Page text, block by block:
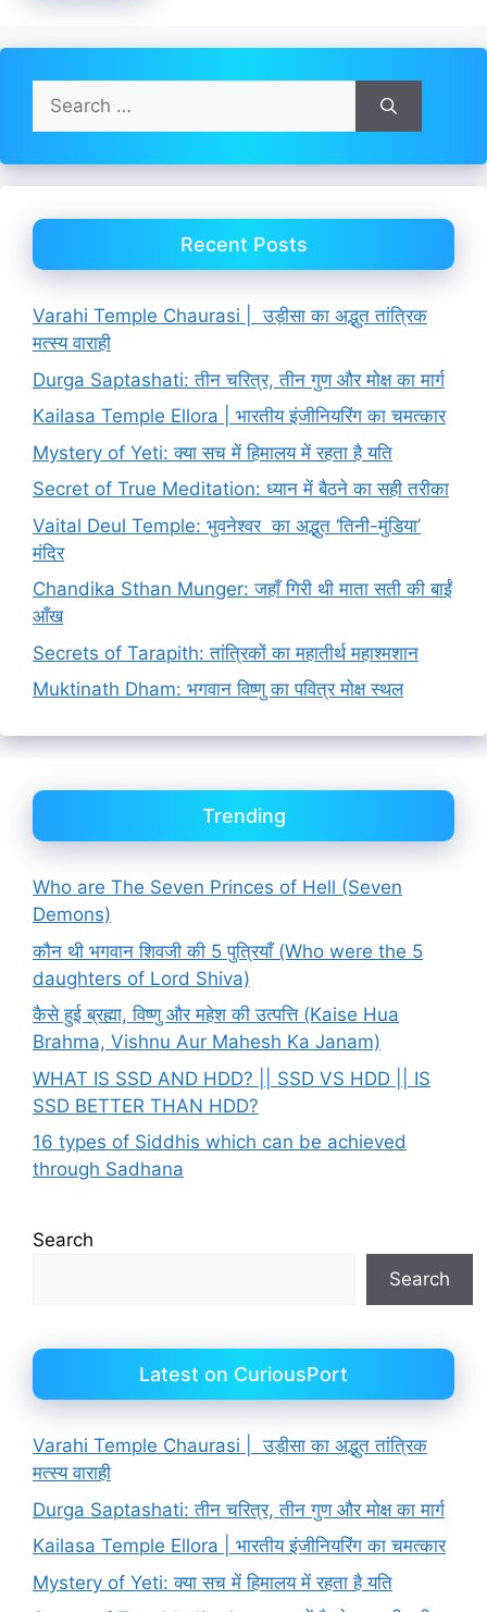
Search
for:
Recent Posts
Varahi Temple Chaurasi | उड़ीसा का अद्भुत तांत्रिक
मत्स्य वाराही
Durga Saptashati: तीन चरित्र, तीन गुण और मोक्ष का मार्ग
Kailasa Temple Ellora | भारतीय इंजीनियरिंग का चमत्कार
Mystery of Yeti: क्या सच में हिमालय में रहता है यति
Secret of True Meditation: ध्यान में बैठने का सही तरीका
Vaital Deul Temple: भुवनेश्वर का अद्भुत ‘तिनी-मुंडिया’
मंदिर
Chandika Sthan Munger: जहाँ गिरी थी माता सती की बाईं
आँख
Secrets of Tarapith: तांत्रिकों का महातीर्थ महाश्मशान
Muktinath Dham: भगवान विष्णु का पवित्र मोक्ष स्थल
Trending
Who are The Seven Princes of Hell (Seven
Demons)
कौन थी भगवान शिवजी की 5 पुत्रियाँ (Who were the 5
daughters of Lord Shiva)
कैसे हुई ब्रह्मा, विष्णु और महेश की उत्पत्ति (Kaise Hua
Brahma, Vishnu Aur Mahesh Ka Janam)
WHAT IS SSD AND HDD? || SSD VS HDD || IS
SSD BETTER THAN HDD?
16 types of Siddhis which can be achieved
through Sadhana
Search
Search
Latest on CuriousPort
Varahi Temple Chaurasi | उड़ीसा का अद्भुत तांत्रिक
मत्स्य वाराही
Durga Saptashati: तीन चरित्र, तीन गुण और मोक्ष का मार्ग
Kailasa Temple Ellora | भारतीय इंजीनियरिंग का चमत्कार
Mystery of Yeti: क्या सच में हिमालय में रहता है यति